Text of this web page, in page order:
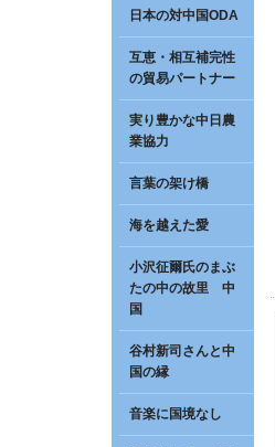
日本の対中国ODA
互恵・相互補完性
の貿易パートナー
実り豊かな中日農
業協力
言葉の架け橋
海を越えた愛
小沢征爾氏のまぶ
たの中の故里 中
国
谷村新司さんと中
国の縁
音楽に国境なし